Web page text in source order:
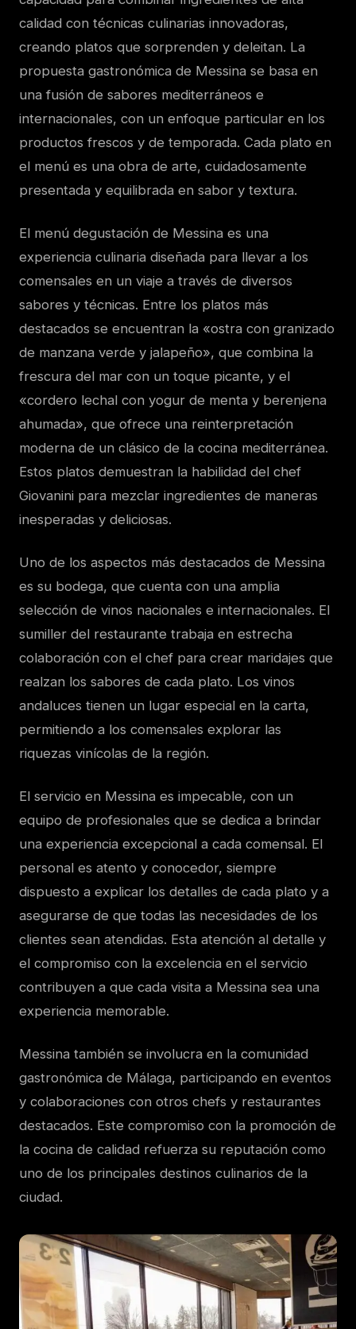
calidad con técnicas culinarias innovadoras,
creando platos que sorprenden y deleitan. La
propuesta gastronómica de Messina se basa en
una fusión de sabores mediterráneos e
internacionales, con un enfoque particular en los
productos frescos y de temporada. Cada plato en
el menú es una obra de arte, cuidadosamente
presentada y equilibrada en sabor y textura.
El menú degustación de Messina es una
experiencia culinaria diseñada para llevar a los
comensales en un viaje a través de diversos
sabores y técnicas. Entre los platos más
destacados se encuentran la «ostra con granizado
de manzana verde y jalapeño», que combina la
frescura del mar con un toque picante, y el
«cordero lechal con yogur de menta y berenjena
ahumada», que ofrece una reinterpretación
moderna de un clásico de la cocina mediterránea.
Estos platos demuestran la habilidad del chef
Giovanini para mezclar ingredientes de maneras
inesperadas y deliciosas.
Uno de los aspectos más destacados de Messina
es su bodega, que cuenta con una amplia
selección de vinos nacionales e internacionales. El
sumiller del restaurante trabaja en estrecha
colaboración con el chef para crear maridajes que
realzan los sabores de cada plato. Los vinos
andaluces tienen un lugar especial en la carta,
permitiendo a los comensales explorar las
riquezas vinícolas de la región.
El servicio en Messina es impecable, con un
equipo de profesionales que se dedica a brindar
una experiencia excepcional a cada comensal. El
personal es atento y conocedor, siempre
dispuesto a explicar los detalles de cada plato y a
asegurarse de que todas las necesidades de los
clientes sean atendidas. Esta atención al detalle y
el compromiso con la excelencia en el servicio
contribuyen a que cada visita a Messina sea una
experiencia memorable.
Messina también se involucra en la comunidad
gastronómica de Málaga, participando en eventos
y colaboraciones con otros chefs y restaurantes
destacados. Este compromiso con la promoción de
la cocina de calidad refuerza su reputación como
uno de los principales destinos culinarios de la
ciudad.